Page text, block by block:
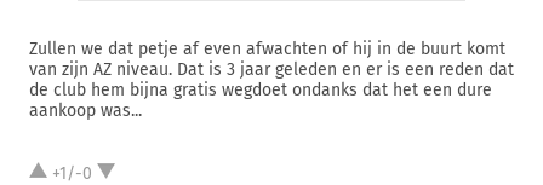
Zullen we dat petje af even afwachten of hij in de buurt komt
van zijn AZ niveau. Dat is 3 jaar geleden en er is een reden dat
de club hem bijna gratis wegdoet ondanks dat het een dure
aankoop was...
+1/-0